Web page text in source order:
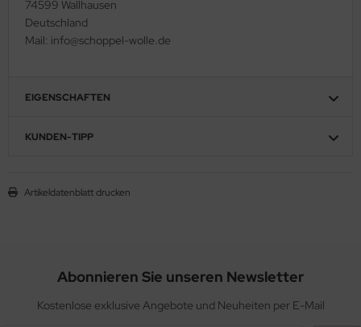
74599 Wallhausen
Deutschland
Mail: info@schoppel-wolle.de
EIGENSCHAFTEN
KUNDEN-TIPP
Artikeldatenblatt drucken
Abonnieren Sie unseren Newsletter
Kostenlose exklusive Angebote und Neuheiten per E-Mail